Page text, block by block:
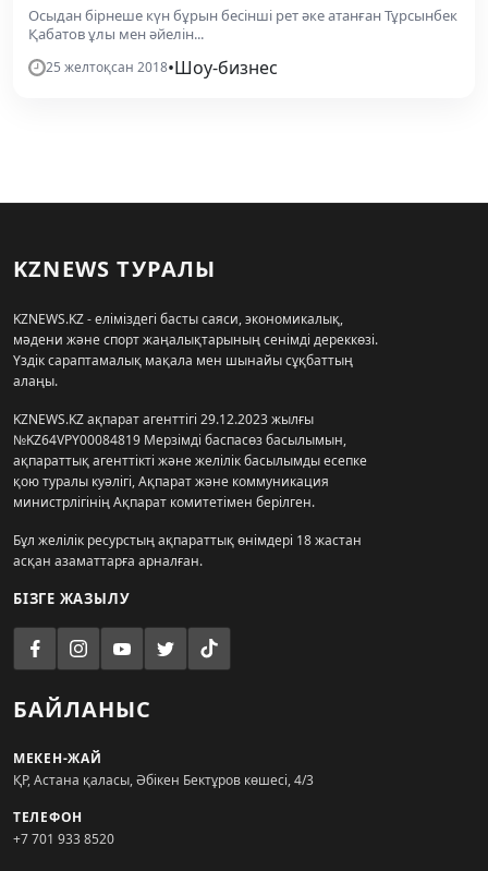
Осыдан бірнеше күн бұрын бесінші рет әке атанған Тұрсынбек
Қабатов ұлы мен әйелін...
25 желтоқсан 2018•Шоу-бизнес
KZNEWS ТУРАЛЫ
KZNEWS.KZ - еліміздегі басты саяси, экономикалық,
мәдени және спорт жаңалықтарының сенімді дереккөзі.
Үздік сараптамалық мақала мен шынайы сұқбаттың
алаңы.
KZNEWS.KZ ақпарат агенттігі 29.12.2023 жылғы
№KZ64VPY00084819 Мерзімді баспасөз басылымын,
ақпараттық агенттікті және желілік басылымды есепке
қою туралы куәлігі, Ақпарат және коммуникация
министрлігінің Ақпарат комитетімен берілген.
Бұл желілік ресурстың ақпараттық өнімдері 18 жастан
асқан азаматтарға арналған.
БІЗГЕ ЖАЗЫЛУ
БАЙЛАНЫС
МЕКЕН-ЖАЙ
ҚР, Астана қаласы, Әбікен Бектұров көшесі, 4/3
ТЕЛЕФОН
+7 701 933 8520